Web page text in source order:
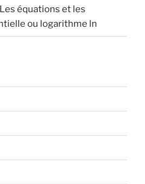
Les équations et les
ou logarithme ln